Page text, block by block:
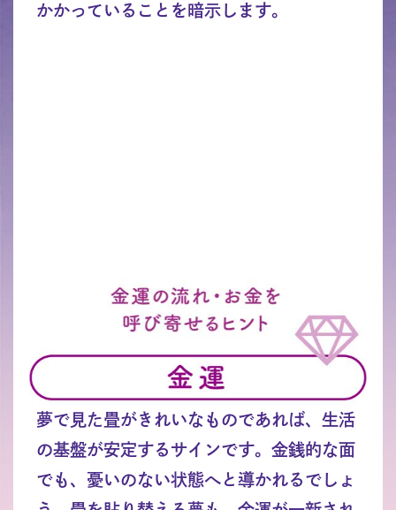
かかっていることを暗示します。
夢で見た畳がきれいなものであれば、生活
の基盤が安定するサインです。金銭的な面
でも、憂いのない状態へと導かれるでしょ